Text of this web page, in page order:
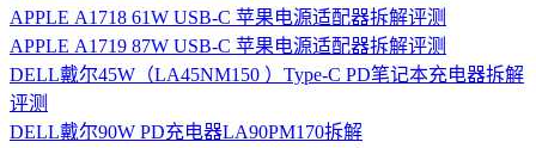
APPLE A1718 61W USB-C 苹果电源适配器拆解评测
APPLE A1719 87W USB-C 苹果电源适配器拆解评测
DELL戴尔45W（LA45NM150 ）Type-C PD笔记本充电器拆解
评测
DELL戴尔90W PD充电器LA90PM170拆解